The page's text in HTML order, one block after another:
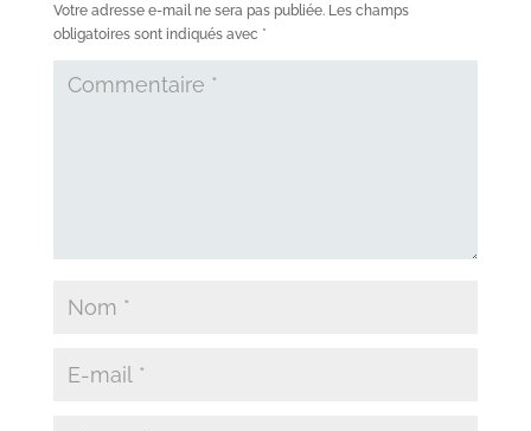
Votre adresse e-mail ne sera pas publiée. Les champs
obligatoires sont indiqués avec *